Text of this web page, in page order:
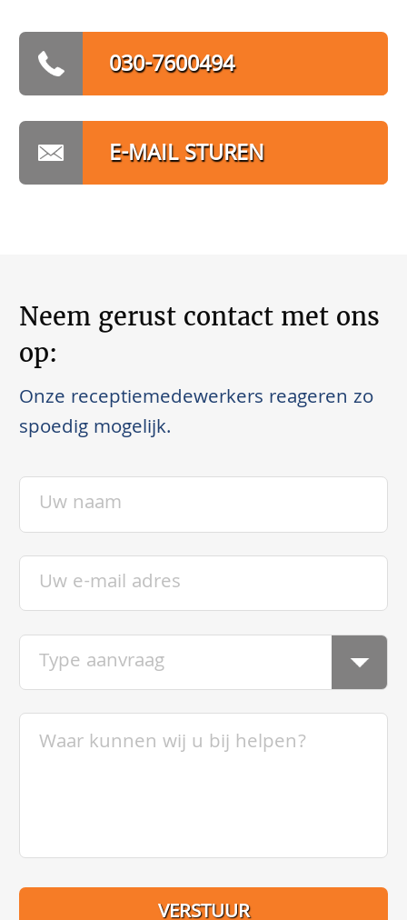
030-7600494
E-MAIL STUREN
Neem gerust contact met ons
op:
Onze receptiemedewerkers reageren zo
spoedig mogelijk.